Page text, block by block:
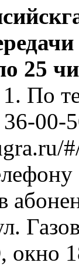
25
По
00-
окно